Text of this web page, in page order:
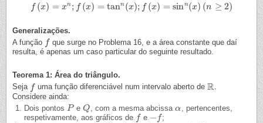
f (x) = xn ; f (x) = tann (x); f (x) = sinn(x) (n ≥ 2)
f(x)=x n;f( x)=tann(x) ;f(x)=sinn(x)( n≥ 2)
Generalizações.
A função f
f que surge no Problema 16, e a área constante que daí
resulta, é apenas um caso particular do seguinte resultado.
Teorema 1: Área do triângulo.
Seja f
f uma função diferenciável num intervalo aberto deR
R .
Considere ainda:
Dois pontos P
P eQ
Q , com a mesma abcissaα
α , pertencentes,
respetivamente, aos gráficos de f
f e − f
−f
;